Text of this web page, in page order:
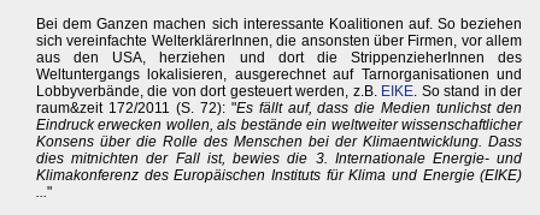
Bei dem Ganzen machen sich interessante Koalitionen auf. So beziehen
sich vereinfachte WelterklärerInnen, die ansonsten über Firmen, vor allem
aus den USA, herziehen und dort die StrippenzieherInnen des
Weltuntergangs lokalisieren, ausgerechnet auf Tarnorganisationen und
Lobbyverbände, die von dort gesteuert werden, z.B. EIKE . So stand in der
raum&zeit 172/2011 (S. 72): "Es fällt auf, dass die Medien tunlichst den
Eindruck erwecken wollen, als bestände ein weltweiter wissenschaftlicher
Konsens über die Rolle des Menschen bei der Klimaentwicklung. Dass
dies mitnichten der Fall ist, bewies die 3. Internationale Energie- und
Klimakonferenz des Europäischen Instituts für Klima und Energie (EIKE)
"